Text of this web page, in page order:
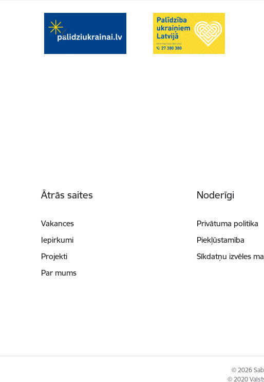
Ātrās saites
Vakances
Iepirkumi
Projekti
Par mums
Noderīgi
Privātuma politika
Piekļūstamība
Sīkdatņu izvēles
© 2026
© 2020